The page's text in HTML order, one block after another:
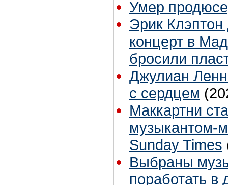
Умер
Эрик
концерт в
бросили
Джулиан
с сердцем
Маккартни
музыкантом-
Sunday Times
Выбраны
поработать в